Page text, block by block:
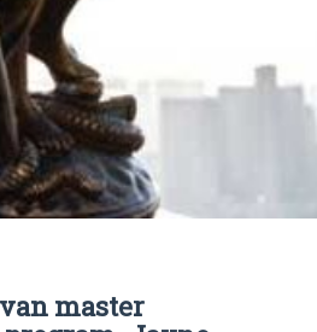
master